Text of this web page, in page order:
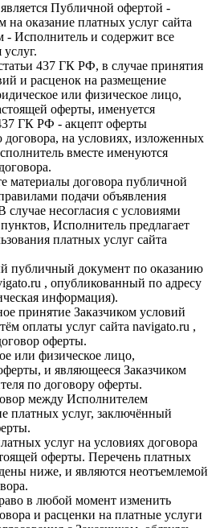
Публичной офертой -
оказание платных услуг сайта
- Исполнитель и содержит все
437 ГК РФ, в случае принятия
и расценок на размещение
или физическое лицо,
оферты, именуется
ГК РФ - акцепт оферты
на условиях, изложенных
вместе именуются
материалы договора публичной
подачи объявления
несогласия с условиями
Исполнитель предлагает
платных услуг сайта
публичный документ по оказанию
, опубликованный по адресу
информация).
принятие Заказчиком условий
оплаты услуг сайта navigato.ru ,
оферты.
или физическое лицо,
и являющееся Заказчиком
по договору оферты.
между Исполнителем
платных услуг, заключённый
услуг на условиях договора
оферты. Перечень платных
ниже, и являются неотъемлемой
в любой момент изменить
и расценки на платные услуги